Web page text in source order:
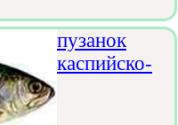
пузанок
каспийско-